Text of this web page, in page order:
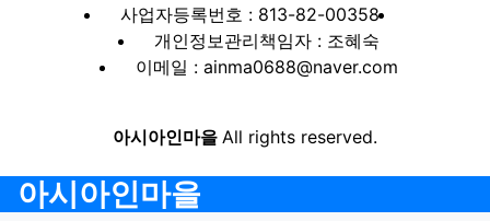
사업자등록번호 : 813-82-00358
개인정보관리책임자 : 조혜숙
이메일 : ainma0688@naver.com
아시아인마을 All rights reserved.
아시아인마을